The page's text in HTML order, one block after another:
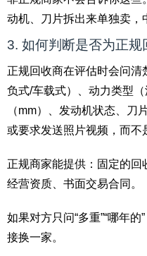
动机、刀片拆出来单独卖，
3. 如何判断是否为正规
正规回收商在评估时会问
负式/车载式）、动力类型
（mm）、发动机状态、刀
或要求发送照片视频，而不
正规商家能提供：固定的
经营资质、书面交易合同。
如果对方只问“多重”“哪年的
接换一家。